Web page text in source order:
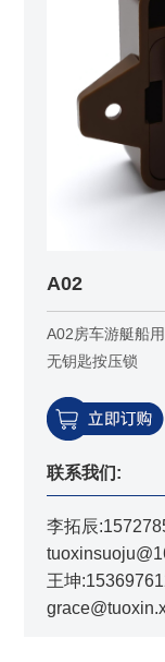
A02
A02房车游艇船
无钥匙按压锁
联系我们:
李拓辰
王坤